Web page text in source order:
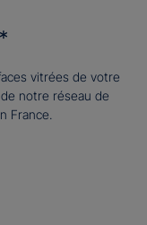
vitrées de votre
notre réseau de
France.